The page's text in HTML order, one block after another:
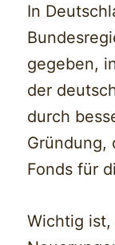
In
gegeben,
der
durch
Gründung,
Fonds für
Wichtig